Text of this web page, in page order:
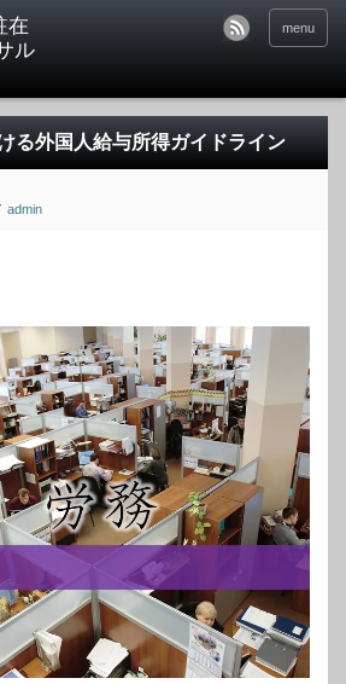
menu
る外国人給与所得ガイドライン
admin